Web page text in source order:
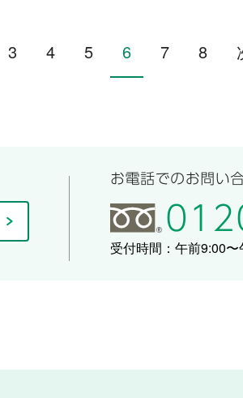
3 4 5 6 7 8
受付時間：午前9:00〜